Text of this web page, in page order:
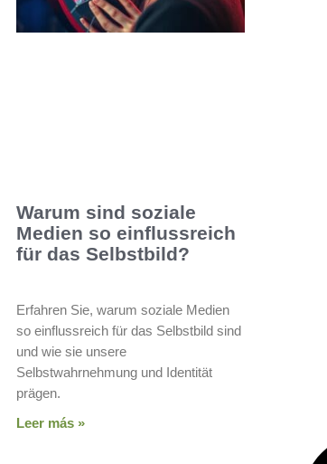
Warum sind soziale
Medien so einflussreich
für das Selbstbild?
Erfahren Sie, warum soziale Medien
so einflussreich für das Selbstbild sind
und wie sie unsere
Selbstwahrnehmung und Identität
prägen.
Leer más »